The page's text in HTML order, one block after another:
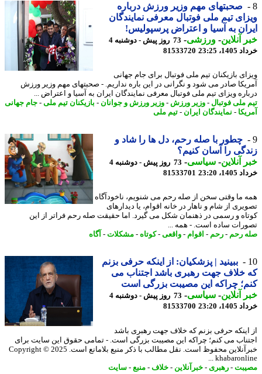
صحبتهای مهم وزیر ورزش درباره
تیم ملی فوتبال معرفی نمایندگان
به آسیا و اعتراض پرسپولیس!
آنلاین-ورزشی-
73 روز پیش - دوشنبه 4
23:25
81533720
بازیکنان تیم ملی فوتبال برای جام جهانی
صادر می شود و نگرانی در این باره نداریم. - صحبتهای مهم وزیر ورزش
ویزای تیم ملی فوتبال معرفی نمایندگان ایران به آسیا و اعتراض ...
ملی فوتبال-وزیر ورزش -وزیر ورزش و جوانان-بازیکنان تیم ملی -جام جهانی
- نمایندگان ایران - تیم ملی
چطور با صله رحم، دل ها را شاد و
را آسان کنیم؟
آنلاین-سیاسی-
73 روز پیش - دوشنبه 4
23:20
81533701
ما وقتی سخن از صله رحم می شنویم، ناخودآگاه
از شام و ناهار در خانه اقوام، یا دیدارهای
و رسمی در ذهنمان شکل می گیرد. اما حقیقت صله رحم فراتر از این
ساده است. - همه ...
رحم -رحم -اقوام-واقعی -کوتاه-مشکلات-آگاه
ببینید | پزشکیان: از اینکه حرفی بزنم
خلاف جهت رهبری باشد اجتناب می
چراکه این مصیبت بزرگی است
آنلاین-سیاسی-
73 روز پیش - دوشنبه 4
23:20
81533700
حرفی بزنم که خلاف جهت رهبری باشد
می کنم؛ چراکه این مصیبت بزرگی است. - تمامی حقوق این سایت برای
خبرآنلاین محفوظ است. نقل مطالب با ذکر منبع بلامانع است. Copyright © 2025
-رهبری- خبرآنلاین-خلاف-منبع -سایت